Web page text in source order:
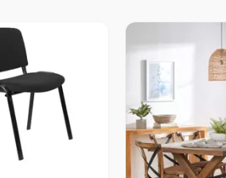
Vista Previa
Vista